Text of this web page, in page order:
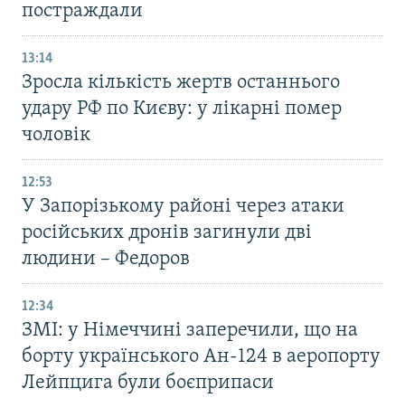
постраждали
13:14
Зросла кількість жертв останнього
удару РФ по Києву: у лікарні помер
чоловік
12:53
У Запорізькому районі через атаки
російських дронів загинули дві
людини – Федоров
12:34
ЗМІ: у Німеччині заперечили, що на
борту українського Ан-124 в аеропорту
Лейпцига були боєприпаси